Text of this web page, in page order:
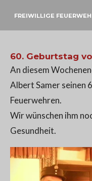
ZumFREIWILLIGE
60. Geburtstag
An diesem
Albert Samer seinen
Feuerwehren.
Wir wünschen ihm
Gesundheit.